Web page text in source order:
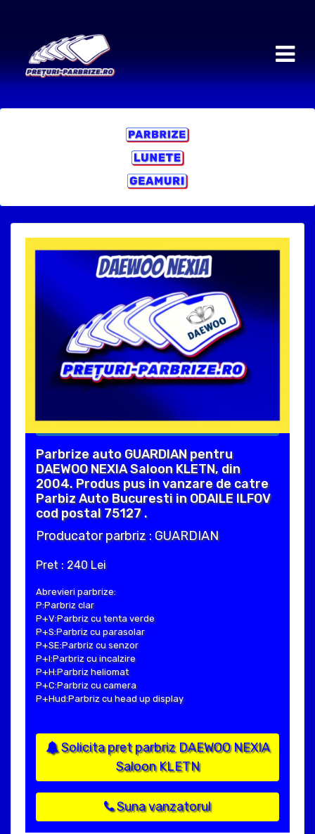
Parbrize auto GUARDIAN pentru
DAEWOO NEXIA Saloon KLETN, din
2004. Produs pus in vanzare de catre
Parbiz Auto Bucuresti in ODAILE ILFOV
cod postal 75127 .
Producator parbriz : GUARDIAN
Pret : 240 Lei
Abrevieri parbrize:
P:Parbriz clar
P+V:Parbriz cu tenta verde
P+S:Parbriz cu parasolar
P+SE:Parbriz cu senzor
P+I:Parbriz cu incalzire
P+H:Parbriz heliomat
P+C:Parbriz cu camera
P+Hud:Parbriz cu head up display
Solicita pret parbriz DAEWOO NEXIA
Saloon KLETN
Suna vanzatorul